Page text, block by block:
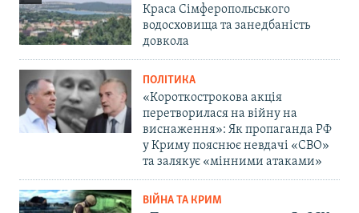
Краса Сімферопольського
водосховища та занедбаність
довкола
ПОЛІТИКА
«Короткострокова акція
перетворилася на війну на
виснаження»: Як пропаганда РФ
у Криму пояснює невдачі «СВО»
та залякує «мінними атаками»
ВІЙНА ТА КРИМ